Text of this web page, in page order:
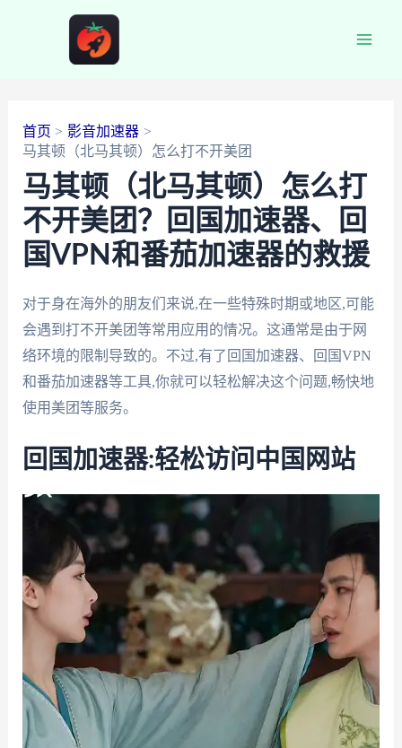
首页
影音加速器
马其顿（北马其顿）怎么打不开美团
马其顿（北马其顿）怎么打
不开美团？回国加速器、回
国VPN和番茄加速器的救援
对于身在海外的朋友们来说,在一些特殊时期或地区,可能
会遇到打不开美团等常用应用的情况。这通常是由于网
络环境的限制导致的。不过,有了回国加速器、回国VPN
和番茄加速器等工具,你就可以轻松解决这个问题,畅快地
使用美团等服务。
回国加速器:轻松访问中国网站